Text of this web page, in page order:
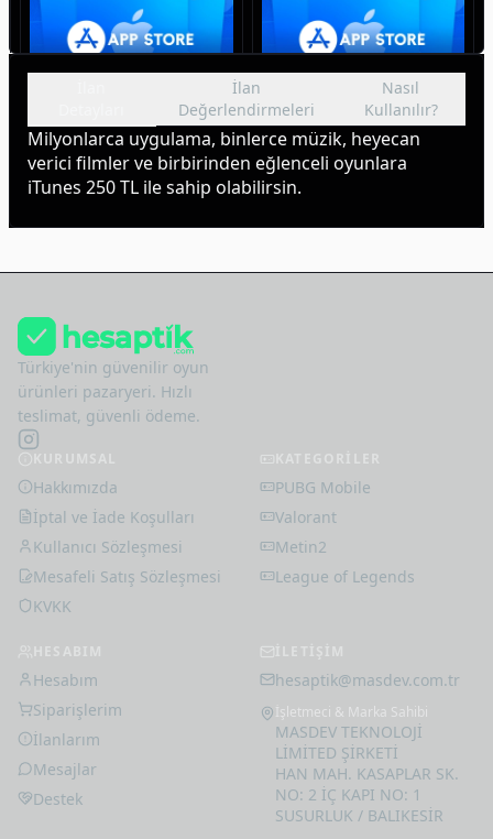
iTunes Hediye Kodu 100
TL
102,38₺
iTunes Hediye Kodu 500
TL
511,93
1.023,83₺
İlan
Değerlendirmeleri
Nasıl
Kullanılır?
Milyonlarca uygulama, binlerce müzik, heyecan
verici filmler ve birbirinden eğlenceli oyunlara
iTunes 250 TL ile sahip olabilirsin.
Türkiye'nin güvenilir oyun
ürünleri pazaryeri. Hızlı
teslimat, güvenli ödeme.
Hakkımızda
İptal ve İade Koşulları
Kullanıcı Sözleşmesi
Mesafeli Satış Sözleşmesi
KVKK
PUBG Mobile
Valorant
Metin2
League of Legends
Hesabım
Siparişlerim
İlanlarım
Mesajlar
Destek
hesaptik@masdev.com.tr
İşletmeci & Marka Sahibi
MASDEV TEKNOLOJİ
LİMİTED ŞİRKETİ
HAN MAH. KASAPLAR SK.
NO: 2 İÇ KAPI NO: 1
SUSURLUK / BALIKESİR